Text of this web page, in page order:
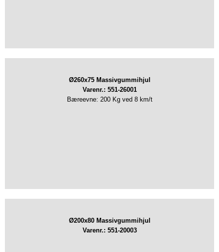
Ø260x75 Massivgummihjul
Varenr.: 551-26001
Bæreevne: 200 Kg ved 8 km/t
Ø200x80 Massivgummihjul
Varenr.: 551-20003